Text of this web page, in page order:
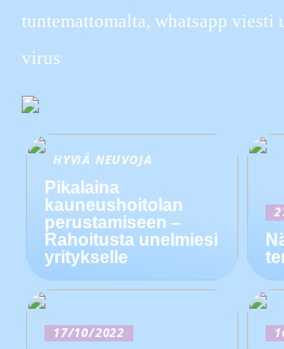
tuntemattomalta, whatsapp viesti
virus
HYVIÄ NEUVOJA
Pikalaina
kauneushoitolan
perustamiseen –
Rahoitusta unelmiesi
yritykselle
17/10/2022